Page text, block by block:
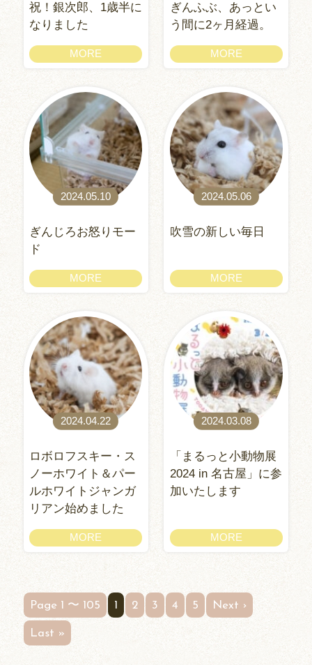
祝！銀次郎、1歳半に
なりました
MORE
ぎんふぶ、あっとい
う間に2ヶ月経過。
MORE
2024.05.10
ぎんじろお怒りモー
ド
MORE
2024.05.06
吹雪の新しい毎日
MORE
2024.04.22
ロボロフスキー・ス
ノーホワイト＆パー
ルホワイトジャンガ
リアン始めました
MORE
2024.03.08
「まるっと小動物展
2024 in 名古屋」に参
加いたします
MORE
Page 1 〜 105 1 2 3 4 5 Next ›
Last »